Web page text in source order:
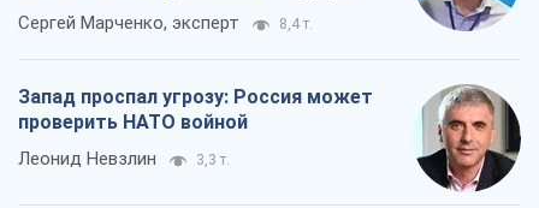
Сергей Марченко, эксперт 8,4 т.
Запад проспал угрозу: Россия может
проверить НАТО войной
Леонид Невзлин 3,3 т.